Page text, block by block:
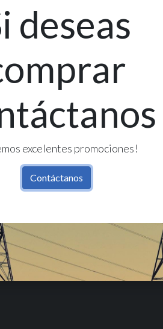
deseas
excelentes promociones!
Contáctanos